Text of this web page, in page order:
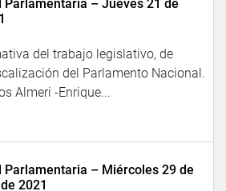
Parlamentaria – Jueves 21 de
del trabajo legislativo, de
del Parlamento Nacional.
Almeri -Enrique...
Parlamentaria – Miércoles 29 de
2021